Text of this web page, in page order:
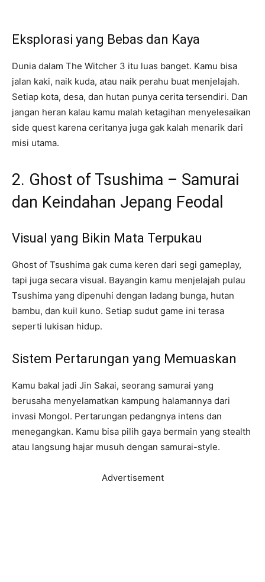
Eksplorasi yang Bebas dan Kaya
Dunia dalam The Witcher 3 itu luas banget. Kamu bisa
jalan kaki, naik kuda, atau naik perahu buat menjelajah.
Setiap kota, desa, dan hutan punya cerita tersendiri. Dan
jangan heran kalau kamu malah ketagihan menyelesaikan
side quest karena ceritanya juga gak kalah menarik dari
misi utama.
2. Ghost of Tsushima – Samurai
dan Keindahan Jepang Feodal
Visual yang Bikin Mata Terpukau
Ghost of Tsushima gak cuma keren dari segi gameplay,
tapi juga secara visual. Bayangin kamu menjelajah pulau
Tsushima yang dipenuhi dengan ladang bunga, hutan
bambu, dan kuil kuno. Setiap sudut game ini terasa
seperti lukisan hidup.
Sistem Pertarungan yang Memuaskan
Kamu bakal jadi Jin Sakai, seorang samurai yang
berusaha menyelamatkan kampung halamannya dari
invasi Mongol. Pertarungan pedangnya intens dan
menegangkan. Kamu bisa pilih gaya bermain yang stealth
atau langsung hajar musuh dengan samurai-style.
Advertisement